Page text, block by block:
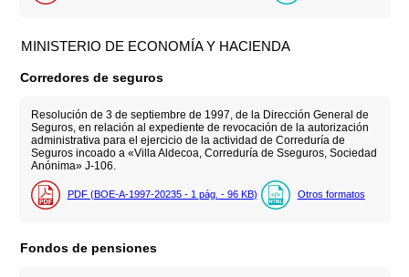
MINISTERIO DE ECONOMÍA Y HACIENDA
Corredores de seguros
Resolución de 3 de septiembre de 1997, de la Dirección General de
Seguros, en relación al expediente de revocación de la autorización
administrativa para el ejercicio de la actividad de Correduría de
Seguros incoado a «Villa Aldecoa, Correduría de Sseguros, Sociedad
Anónima» J-106.
PDF (BOE-A-1997-20235 - 1 pág. - 96 KB) Otros formatos
Fondos de pensiones